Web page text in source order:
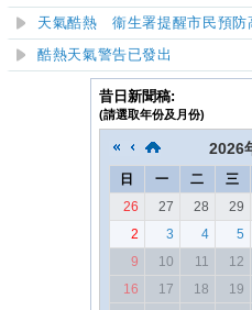
天氣酷熱 衞生署提醒市民預防
酷熱天氣警告已發出
昔日新聞稿:
(請選取年份及月份)
2026
日 一 二 三
26
27 28 29
2
3 4 5
9
10 11 12
16
17 18 19